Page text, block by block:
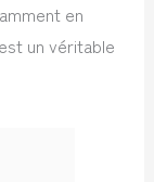
en
un véritable